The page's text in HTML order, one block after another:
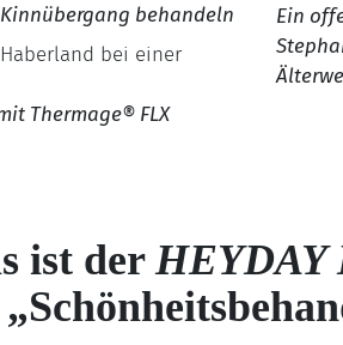
behandeln
Thermage® FLX
Ein
ist derHEYDAY